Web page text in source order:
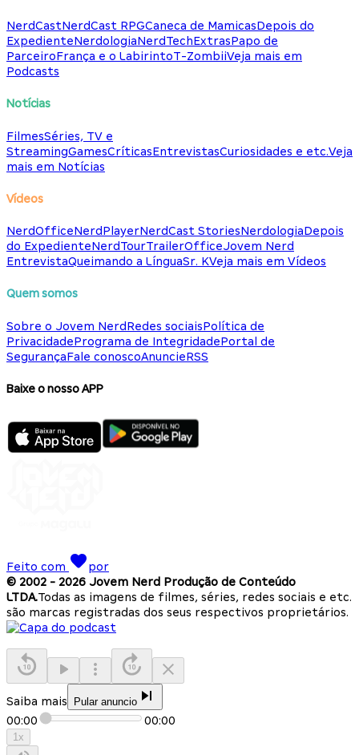
NerdCastNerdCast RPGCaneca de MamicasDepois do
ExpedienteNerdologiaNerdTechExtrasPapo de
ParceiroFrança e o LabirintoT-ZombiiVeja mais em
Podcasts
Notícias
FilmesSéries, TV e
StreamingGamesCríticasEntrevistasCuriosidades e etc.Veja
mais em Notícias
Vídeos
NerdOfficeNerdPlayerNerdCast StoriesNerdologiaDepois
do ExpedienteNerdTourTrailerOfficeJovem Nerd
EntrevistaQueimando a LínguaSr. KVeja mais em Vídeos
Quem somos
Sobre o Jovem NerdRedes sociaisPolítica de
PrivacidadePrograma de IntegridadePortal de
SegurançaFale conoscoAnuncieRSS
Baixe o nosso APP
Feito com
por
© 2002 - 2026 Jovem Nerd Produção de Conteúdo
LTDA.Todas as imagens de filmes, séries, redes sociais e etc.
são marcas registradas dos seus respectivos proprietários.
Saiba mais Pular anuncio
00:00 00:00
1x